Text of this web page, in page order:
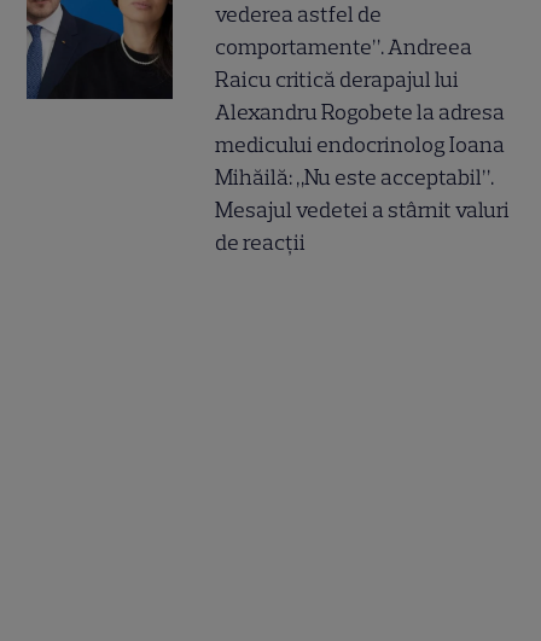
vederea astfel de
comportamente”. Andreea
Raicu critică derapajul lui
Alexandru Rogobete la adresa
medicului endocrinolog Ioana
Mihăilă: „Nu este acceptabil”.
Mesajul vedetei a stârnit valuri
de reacții